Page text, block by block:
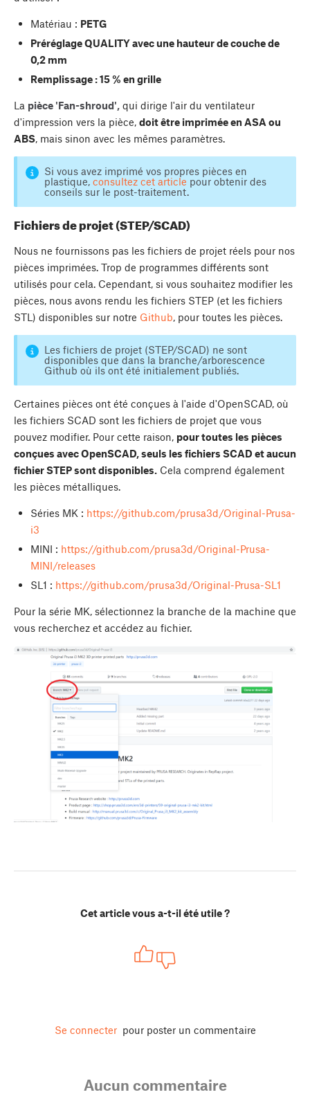
Matériau : PETG
Préréglage QUALITY avec une hauteur de couche de
0,2 mm
Remplissage : 15 % en grille
La pièce 'Fan-shroud', qui dirige l'air du ventilateur
d'impression vers la pièce, doit être imprimée en ASA ou
ABS, mais sinon avec les mêmes paramètres.
Si vous avez imprimé vos propres pièces en
plastique, consultez cet article pour obtenir des
conseils sur le post-traitement.
Fichiers de projet (STEP/SCAD)
Nous ne fournissons pas les fichiers de projet réels pour nos
pièces imprimées. Trop de programmes différents sont
utilisés pour cela. Cependant, si vous souhaitez modifier les
pièces, nous avons rendu les fichiers STEP (et les fichiers
STL) disponibles sur notre Github, pour toutes les pièces.
Les fichiers de projet (STEP/SCAD) ne sont
disponibles que dans la branche/arborescence
Github où ils ont été initialement publiés.
Certaines pièces ont été conçues à l'aide d'OpenSCAD, où
les fichiers SCAD sont les fichiers de projet que vous
pouvez modifier. Pour cette raison, pour toutes les pièces
conçues avec OpenSCAD, seuls les fichiers SCAD et aucun
fichier STEP sont disponibles. Cela comprend également
les pièces métalliques.
Séries MK : https://github.com/prusa3d/Original-Prusa-
i3
MINI : https://github.com/prusa3d/Original-Prusa-
MINI/releases
SL1 : https://github.com/prusa3d/Original-Prusa-SL1
Pour la série MK, sélectionnez la branche de la machine que
vous recherchez et accédez au fichier.
Cet article vous a-t-il été utile ?
Se connecter pour poster un commentaire
Aucun commentaire